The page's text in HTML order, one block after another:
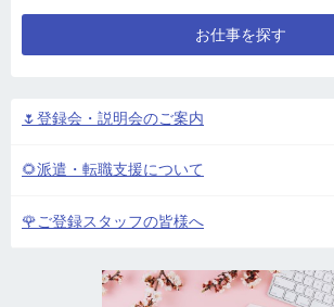
お仕事を探す
🌷登録会・説明会のご案内
🌻派遣・転職支援について
🌹ご登録スタッフの皆様へ